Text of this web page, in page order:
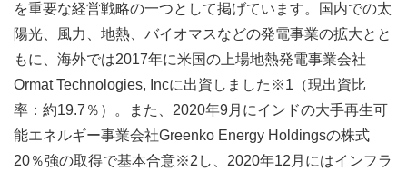
を重要な経営戦略の一つとして掲げています。国内での太
陽光、風力、地熱、バイオマスなどの発電事業の拡大とと
もに、海外では2017年に米国の上場地熱発電事業会社
Ormat Technologies, Incに出資しました※1（現出資比
率：約19.7％）。また、2020年9月にインドの大手再生可
能エネルギー事業会社Greenko Energy Holdingsの株式
20％強の取得で基本合意※2し、2020年12月にはインフラ